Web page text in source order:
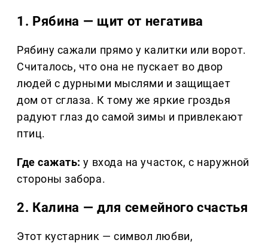
1. Рябина — щит от негатива
Рябину сажали прямо у калитки или ворот.
Считалось, что она не пускает во двор
людей с дурными мыслями и защищает
дом от сглаза. К тому же яркие гроздья
радуют глаз до самой зимы и привлекают
птиц.
Где сажать: у входа на участок, с наружной
стороны забора.
2. Калина — для семейного счастья
Этот кустарник — символ любви,